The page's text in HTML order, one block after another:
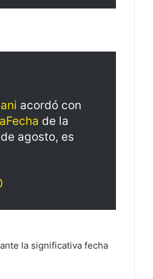
acordó con
de la
agosto, es
la significativa fecha